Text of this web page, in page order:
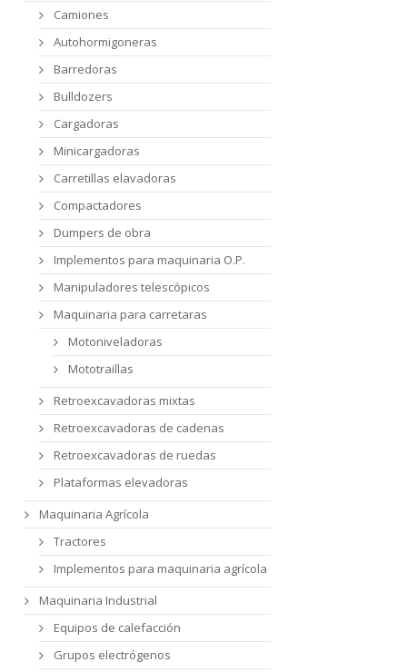
Camiones
Autohormigoneras
Barredoras
Bulldozers
Cargadoras
Minicargadoras
Carretillas elavadoras
Compactadores
Dumpers de obra
Implementos para maquinaria O.P.
Manipuladores telescópicos
Maquinaria para carretaras
Motoniveladoras
Mototraillas
Retroexcavadoras mixtas
Retroexcavadoras de cadenas
Retroexcavadoras de ruedas
Plataformas elevadoras
Maquinaria Agrícola
Tractores
Implementos para maquinaria agrícola
Maquinaria Industrial
Equipos de calefacción
Grupos electrógenos